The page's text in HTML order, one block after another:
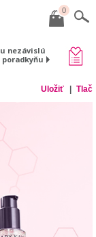
0
nezávislú
Uložiť Tlač